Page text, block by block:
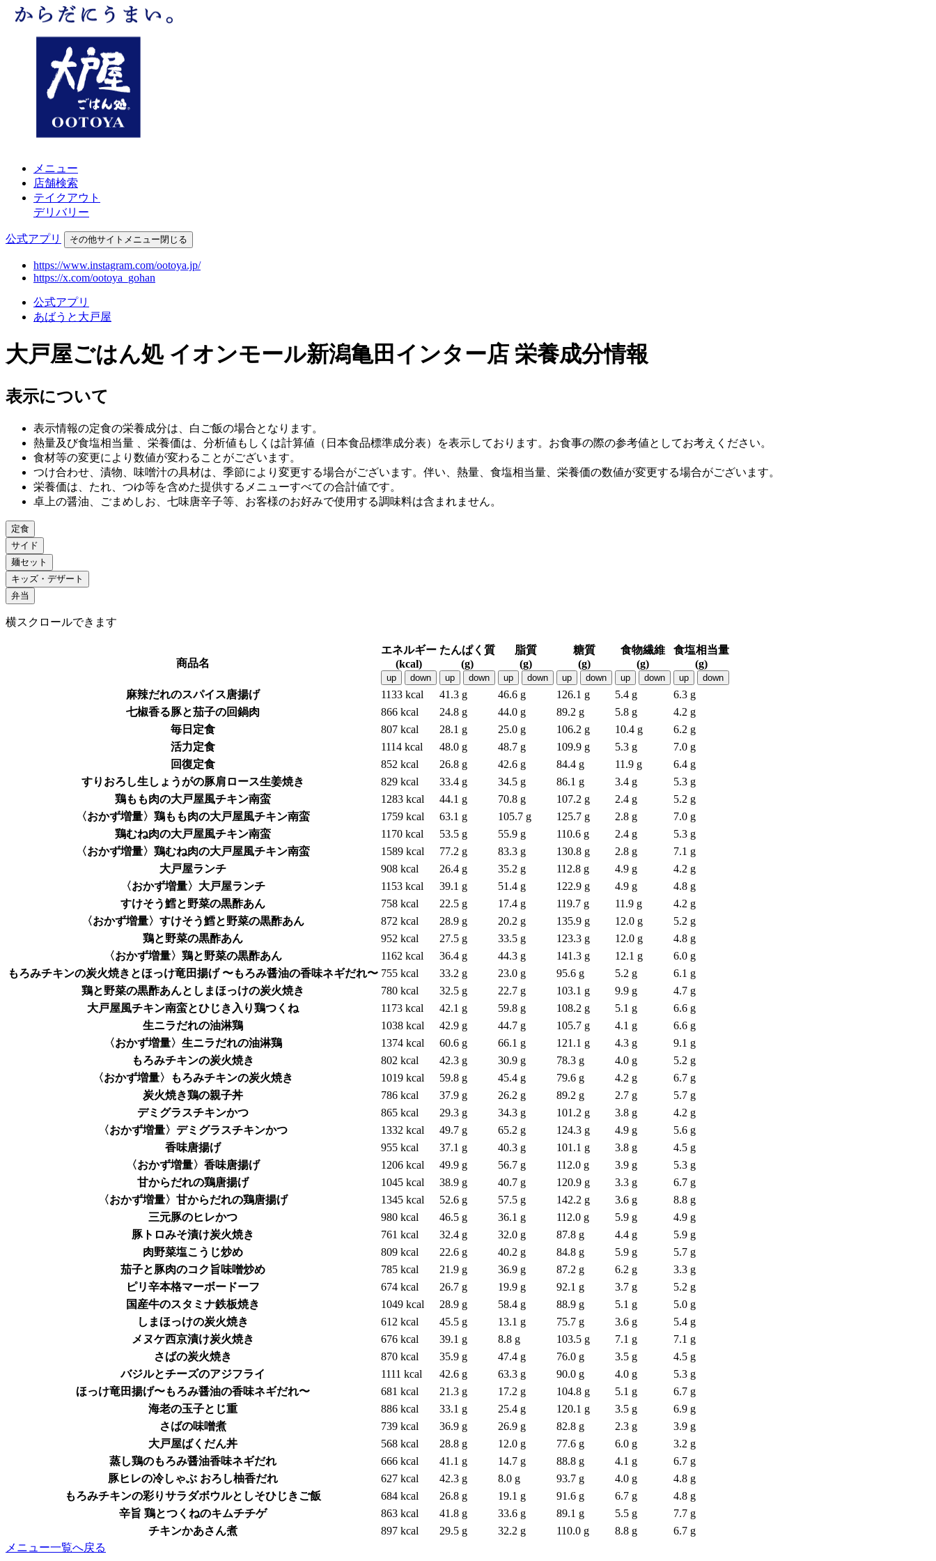
メニュー
店舗検索
テイクアウト
デリバリー
公式アプリ その他サイトメニュー閉じる
https://www.instagram.com/ootoya.jp/
https://x.com/ootoya_gohan
公式アプリ
あばうと大戸屋
大戸屋ごはん処 イオンモール新潟亀田インター店 栄養成分情報
表示について
表示情報の定食の栄養成分は、白ご飯の場合となります。
熱量及び食塩相当量 、栄養価は、分析値もしくは計算値（日本食品標準成分表）を表示しております。お食事の際の参考値としてお考えください。
食材等の変更により数値が変わることがございます。
つけ合わせ、漬物、味噌汁の具材は、季節により変更する場合がございます。伴い、熱量、食塩相当量、栄養価の数値が変更する場合がございます。
栄養価は、たれ、つゆ等を含めた提供するメニューすべての合計値です。
卓上の醤油、ごまめしお、七味唐辛子等、お客様のお好みで使用する調味料は含まれません。
定食
サイド
麺セット
キッズ・デザート
弁当
横スクロールできます
商品名
エネルギー
(kcal)
up down
たんぱく質
(g)
up down
脂質
(g)
up down
糖質
(g)
up down
食物繊維
(g)
up down
食塩相当量
(g)
up down
麻辣だれのスパイス唐揚げ 1133 kcal 41.3 g 46.6 g 126.1 g 5.4 g
6.3 g
七椒香る豚と茄子の回鍋肉
866 kcal 24.8 g 44.0 g 89.2 g 5.8 g
4.2 g
毎日定食
807 kcal 28.1 g 25.0 g 106.2 g 10.4 g
6.2 g
活力定食
1114 kcal 48.0 g 48.7 g 109.9 g 5.3 g
7.0 g
回復定食
852 kcal 26.8 g 42.6 g 84.4 g 11.9 g
6.4 g
すりおろし生しょうがの豚肩ロース生姜焼き
829 kcal 33.4 g 34.5 g 86.1 g 3.4 g
5.3 g
鶏もも肉の大戸屋風チキン南蛮
1283 kcal 44.1 g 70.8 g 107.2 g 2.4 g
5.2 g
〈おかず増量〉鶏もも肉の大戸屋風チキン南蛮
1759 kcal 63.1 g 105.7 g 125.7 g 2.8 g
7.0 g
鶏むね肉の大戸屋風チキン南蛮
1170 kcal 53.5 g 55.9 g 110.6 g 2.4 g
5.3 g
〈おかず増量〉鶏むね肉の大戸屋風チキン南蛮
1589 kcal 77.2 g 83.3 g 130.8 g 2.8 g
7.1 g
大戸屋ランチ
908 kcal 26.4 g 35.2 g 112.8 g 4.9 g
4.2 g
〈おかず増量〉大戸屋ランチ
1153 kcal 39.1 g 51.4 g 122.9 g 4.9 g
4.8 g
すけそう鱈と野菜の黒酢あん
758 kcal 22.5 g 17.4 g 119.7 g 11.9 g
4.2 g
〈おかず増量〉すけそう鱈と野菜の黒酢あん
872 kcal 28.9 g 20.2 g 135.9 g 12.0 g
5.2 g
鶏と野菜の黒酢あん
952 kcal 27.5 g 33.5 g 123.3 g 12.0 g
4.8 g
〈おかず増量〉鶏と野菜の黒酢あん
1162 kcal 36.4 g 44.3 g 141.3 g 12.1 g
6.0 g
もろみチキンの炭火焼きとほっけ竜田揚げ 〜もろみ醤油の香味ネギだれ〜 755 kcal 33.2 g 23.0 g 95.6 g 5.2 g
6.1 g
鶏と野菜の黒酢あんとしまほっけの炭火焼き
780 kcal 32.5 g 22.7 g 103.1 g 9.9 g
4.7 g
大戸屋風チキン南蛮とひじき入り鶏つくね
1173 kcal 42.1 g 59.8 g 108.2 g 5.1 g
6.6 g
生ニラだれの油淋鶏
1038 kcal 42.9 g 44.7 g 105.7 g 4.1 g
6.6 g
〈おかず増量〉生ニラだれの油淋鶏
1374 kcal 60.6 g 66.1 g 121.1 g 4.3 g
9.1 g
もろみチキンの炭火焼き
802 kcal 42.3 g 30.9 g 78.3 g 4.0 g
5.2 g
〈おかず増量〉もろみチキンの炭火焼き
1019 kcal 59.8 g 45.4 g 79.6 g 4.2 g
6.7 g
炭火焼き鶏の親子丼
786 kcal 37.9 g 26.2 g 89.2 g 2.7 g
5.7 g
デミグラスチキンかつ
865 kcal 29.3 g 34.3 g 101.2 g 3.8 g
4.2 g
〈おかず増量〉デミグラスチキンかつ
1332 kcal 49.7 g 65.2 g 124.3 g 4.9 g
5.6 g
香味唐揚げ
955 kcal 37.1 g 40.3 g 101.1 g 3.8 g
4.5 g
〈おかず増量〉香味唐揚げ
1206 kcal 49.9 g 56.7 g 112.0 g 3.9 g
5.3 g
甘からだれの鶏唐揚げ
1045 kcal 38.9 g 40.7 g 120.9 g 3.3 g
6.7 g
〈おかず増量〉甘からだれの鶏唐揚げ
1345 kcal 52.6 g 57.5 g 142.2 g 3.6 g
8.8 g
三元豚のヒレかつ
980 kcal 46.5 g 36.1 g 112.0 g 5.9 g
4.9 g
豚トロみそ漬け炭火焼き
761 kcal 32.4 g 32.0 g 87.8 g 4.4 g
5.9 g
肉野菜塩こうじ炒め
809 kcal 22.6 g 40.2 g 84.8 g 5.9 g
5.7 g
茄子と豚肉のコク旨味噌炒め
785 kcal 21.9 g 36.9 g 87.2 g 6.2 g
3.3 g
ピリ辛本格マーボードーフ
674 kcal 26.7 g 19.9 g 92.1 g 3.7 g
5.2 g
国産牛のスタミナ鉄板焼き
1049 kcal 28.9 g 58.4 g 88.9 g 5.1 g
5.0 g
しまほっけの炭火焼き
612 kcal 45.5 g 13.1 g 75.7 g 3.6 g
5.4 g
メヌケ西京漬け炭火焼き
676 kcal 39.1 g 8.8 g 103.5 g 7.1 g
7.1 g
さばの炭火焼き
870 kcal 35.9 g 47.4 g 76.0 g 3.5 g
4.5 g
バジルとチーズのアジフライ
1111 kcal 42.6 g 63.3 g 90.0 g 4.0 g
5.3 g
ほっけ竜田揚げ〜もろみ醤油の香味ネギだれ〜
681 kcal 21.3 g 17.2 g 104.8 g 5.1 g
6.7 g
海老の玉子とじ重
886 kcal 33.1 g 25.4 g 120.1 g 3.5 g
6.9 g
さばの味噌煮
739 kcal 36.9 g 26.9 g 82.8 g 2.3 g
3.9 g
大戸屋ばくだん丼
568 kcal 28.8 g 12.0 g 77.6 g 6.0 g
3.2 g
蒸し鶏のもろみ醤油香味ネギだれ
666 kcal 41.1 g 14.7 g 88.8 g 4.1 g
6.7 g
豚ヒレの冷しゃぶ おろし柚香だれ
627 kcal 42.3 g 8.0 g 93.7 g 4.0 g
4.8 g
もろみチキンの彩りサラダボウルとしそひじきご飯
684 kcal 26.8 g 19.1 g 91.6 g 6.7 g
4.8 g
辛旨 鶏とつくねのキムチチゲ
863 kcal 41.8 g 33.6 g 89.1 g 5.5 g
7.7 g
チキンかあさん煮
897 kcal 29.5 g 32.2 g 110.0 g 8.8 g
6.7 g
メニュー一覧へ戻る